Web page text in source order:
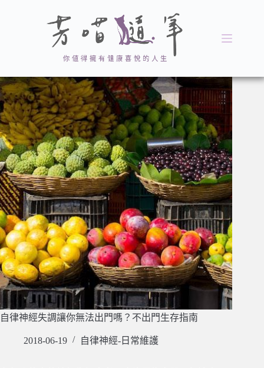
容
自律神經失調讓你無法出門嗎？不出門生存指南
2018-06-19 自律神經-日常維護